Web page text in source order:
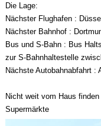
Die Lage:
Nächster Flughafen :
Nächster Bahnhof :
Bus und S-Bahn : Bus
zur S-Bahnhaltestelle
Nächste Autobahnabfahrt :
Nicht weit vom Haus
Supermärkte